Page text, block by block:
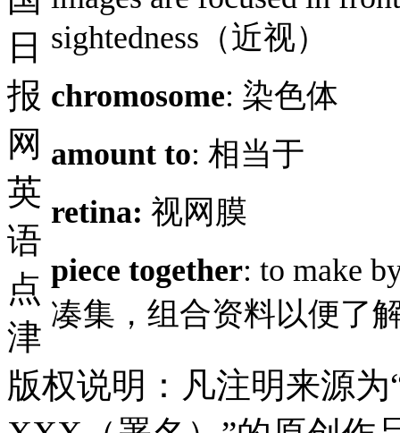
sightedness（近视）
chromosome: 染色体
amount to: 相当于
retina: 视网膜
piece together: to make
凑集，组合资料以便了
日
报
网
英
语
点
津
版权说明：凡注明来源